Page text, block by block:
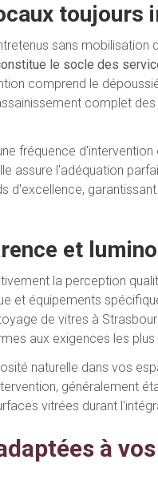
toujours
sans mobilisation
le socle des
comprend le
complet
fréquence d'intervention
assure l'adéquation
d'excellence,
et
la perception
et équipements
de vitres à
aux exigences les
naturelle dans vos
généralement
vitrées durant
à